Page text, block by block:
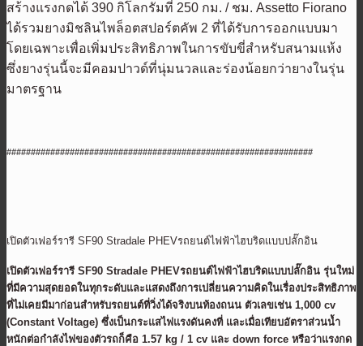
สร้างแรงกดได้ 390 กิโลกรัมที่ 250 กม. / ชม. Assetto Fiorano
ได้รวมยางมิชลินไพล็อตสปอร์ตคัพ 2 ที่ได้รับการออกแบบมา
โดยเฉพาะเพื่อเพิ่มประสิทธิภาพในการขับขี่สำหรับสนามแห้ง
ซึ่งยางรุ่นนี้จะมีคอมปาวด์ที่นุ่มนวลและร่องน้อยกว่ายางในรุ่น
มาตรฐาน
###############################################################
เปิดตัวเฟอร์รารี SF90 Stradale PHEVรถยนต์ไฟฟ้าไฮบริดแบบปลั๊กอิน
เปิดตัวเฟอร์รารี SF90 Stradale PHEVรถยนต์ไฟฟ้าไฮบริดแบบปลั๊กอิน รุ่นใหม่
ที่มีความสุดยอดในทุกระดับและแสดงถึงการเปลี่ยนความคิดในเรื่องประสิทธิภาพ
ที่ไม่เคยมีมาก่อนสำหรับรถยนต์ที่วิ่งได้จริงบนท้องถนน ตัวเลขเช่น 1,000 cv
(Constant Voltage) ซึ่งเป็นกระแสไฟแรงดันคงที่ และเมื่อเทียบอัตราส่วนน้ำ
หนักต่อกำลังไฟของตัวรถก็คือ 1.57 kg / 1 cv และ down force หรือว่าแรงกด